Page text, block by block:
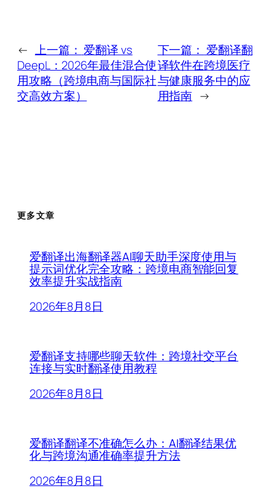
← 上一篇： 爱翻译 vs
DeepL：2026年最佳混合使
用攻略（跨境电商与国际社
交高效方案）
下一篇： 爱翻译翻
译软件在跨境医疗
与健康服务中的应
用指南 →
更多文章
爱翻译出海翻译器AI聊天助手深度使用与
提示词优化完全攻略：跨境电商智能回复
效率提升实战指南
2026年8月8日
爱翻译支持哪些聊天软件：跨境社交平台
连接与实时翻译使用教程
2026年8月8日
爱翻译翻译不准确怎么办：AI翻译结果优
化与跨境沟通准确率提升方法
2026年8月8日